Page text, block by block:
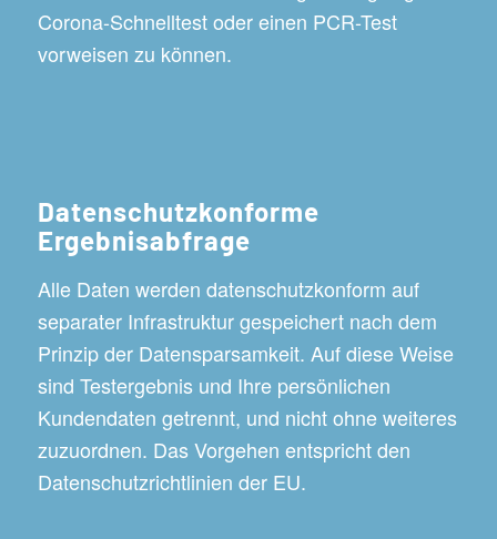
Corona-Schnelltest oder einen PCR-Test
vorweisen zu können.
Datenschutzkonforme
Ergebnisabfrage
Alle Daten werden datenschutzkonform auf
separater Infrastruktur gespeichert nach dem
Prinzip der Datensparsamkeit. Auf diese Weise
sind Testergebnis und Ihre persönlichen
Kundendaten getrennt, und nicht ohne weiteres
zuzuordnen. Das Vorgehen entspricht den
Datenschutzrichtlinien der EU.